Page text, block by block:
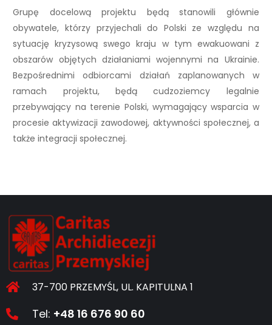
Grupę docelową projektu będą stanowili głównie
obywatele, którzy przyjechali do Polski ze względu na
sytuację kryzysową swego kraju w tym ewakuowani z
obszarów objętych działaniami wojennymi na Ukrainie.
Bezpośrednimi odbiorcami działań zaplanowanych w
ramach projektu, będą cudzoziemcy legalnie
przebywający na terenie Polski, wymagający wsparcia w
procesie aktywizacji zawodowej, aktywności społecznej, a
także integracji społecznej.
37-700 PRZEMYŚL, UL. KAPITULNA 1
Tel: +48 16 676 90 60